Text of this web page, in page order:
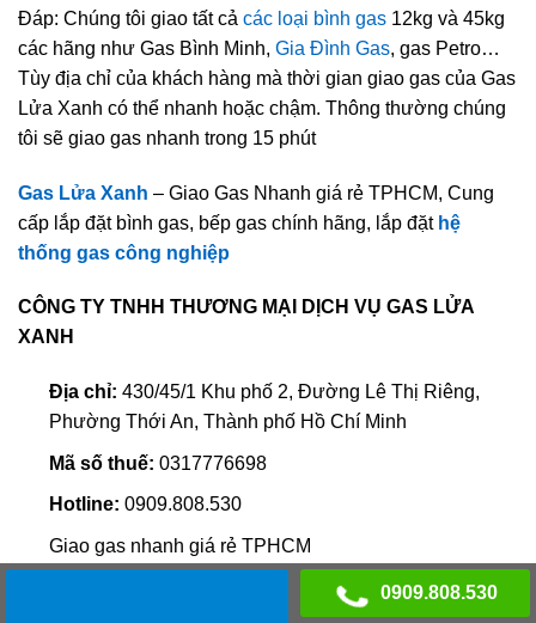
Đáp: Chúng tôi giao tất cả các loại bình gas 12kg và 45kg
các hãng như Gas Bình Minh, Gia Đình Gas, gas Petro…
Tùy địa chỉ của khách hàng mà thời gian giao gas của Gas
Lửa Xanh có thể nhanh hoặc chậm. Thông thường chúng
tôi sẽ giao gas nhanh trong 15 phút
Gas Lửa Xanh – Giao Gas Nhanh giá rẻ TPHCM, Cung
cấp lắp đặt bình gas, bếp gas chính hãng, lắp đặt hệ
thống gas công nghiệp
CÔNG TY TNHH THƯƠNG MẠI DỊCH VỤ GAS LỬA
XANH
Địa chỉ: 430/45/1 Khu phố 2, Đường Lê Thị Riêng,
Phường Thới An, Thành phố Hồ Chí Minh
Mã số thuế: 0317776698
Hotline: 0909.808.530
Giao gas nhanh giá rẻ TPHCM
0909.808.530